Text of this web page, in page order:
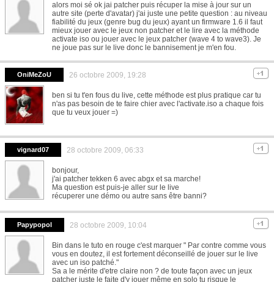
alors moi sé ok jai patcher puis récuper la mise à jour sur un
autre site (perte d'avatar) j'ai juste une petite question : au niveau
fiabilité du jeux (genre bug du jeux) ayant un firmware 1.6 il faut
mieux jouer avec le jeux non patcher et le lire avec la méthode
activate iso ou jouer avec le jeux patcher (wave 4 to wave3). Je
ne joue pas sur le live donc le bannisement je m'en fou.
OniMeZoU 26 octobre 2009, 19:28
ben si tu t'en fous du live, cette méthode est plus pratique car tu
n'as pas besoin de te faire chier avec l'activate.iso a chaque fois
que tu veux jouer =)
vignard07 28 octobre 2009, 06:33
bonjour,
j'ai patcher tekken 6 avec abgx et sa marche!
Ma question est puis-je aller sur le live
récuperer une démo ou autre sans être banni?
Papypopol 28 octobre 2009, 10:04
Bin dans le tuto en rouge c'est marquer " Par contre comme vous
vous en doutez, il est fortement déconseillé de jouer sur le live
avec un iso patché."
Sa a le mérite d'etre claire non ? de toute façon avec un jeux
patcher juste le faite d'y jouer même en solo tu risque le